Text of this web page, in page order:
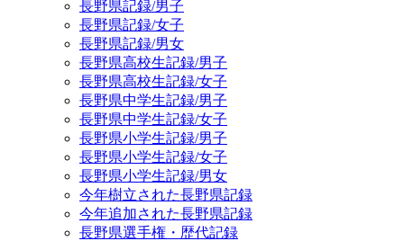
長野県記録/男子
長野県記録/女子
長野県記録/男女
長野県高校生記録/男子
長野県高校生記録/女子
長野県中学生記録/男子
長野県中学生記録/女子
長野県小学生記録/男子
長野県小学生記録/女子
長野県小学生記録/男女
今年樹立された長野県記録
今年追加された長野県記録
長野県選手権・歴代記録